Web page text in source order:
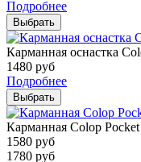
Подробнее
Выбрать
Карманная оснастка
1480 руб
Подробнее
Выбрать
Карманная Colop
1580 руб
1780 руб